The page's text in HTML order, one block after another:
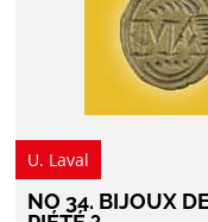
U. Laval
NO 34. BIJOUX